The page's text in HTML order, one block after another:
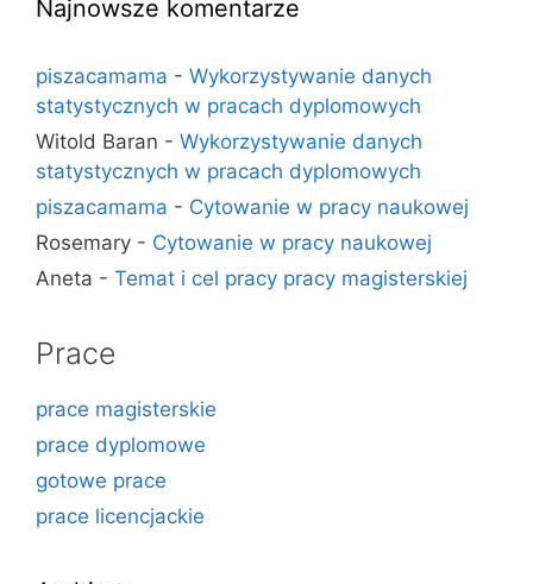
Najnowsze komentarze
piszacamama - Wykorzystywanie danych
statystycznych w pracach dyplomowych
Witold Baran - Wykorzystywanie danych
statystycznych w pracach dyplomowych
piszacamama - Cytowanie w pracy naukowej
Rosemary - Cytowanie w pracy naukowej
Aneta - Temat i cel pracy pracy magisterskiej
Prace
prace magisterskie
prace dyplomowe
gotowe prace
prace licencjackie